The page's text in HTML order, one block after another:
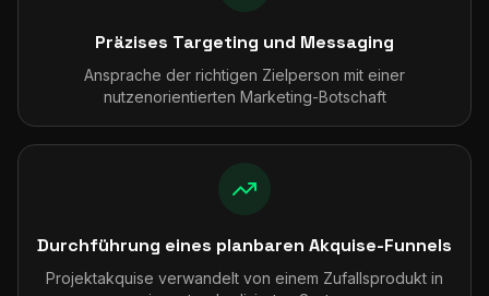
Präzises Targeting und Messaging
Ansprache der richtigen Zielperson mit einer
nutzenorientierten Marketing-Botschaft
Durchführung eines planbaren Akquise-Funnels
Projektakquise verwandelt von einem Zufallsprodukt in